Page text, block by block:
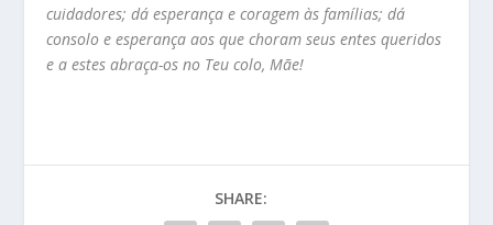
cuidadores; dá esperança e coragem às famílias; dá
consolo e esperança aos que choram seus entes queridos
e a estes abraça-os no Teu colo, Mãe!
SHARE: